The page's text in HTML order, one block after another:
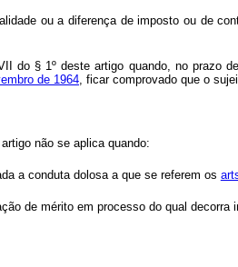
ou a diferença de imposto ou de
do § 1º deste artigo quando, no prazo
de 1964, ficar comprovado que o
não se aplica quando:
a conduta dolosa a que se referem os
de mérito em processo do qual